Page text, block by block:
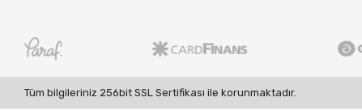
Tüm bilgileriniz 256bit SSL Sertifikası ile korunmaktadır.